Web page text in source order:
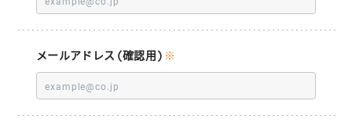
メールアドレス(確認用) ※